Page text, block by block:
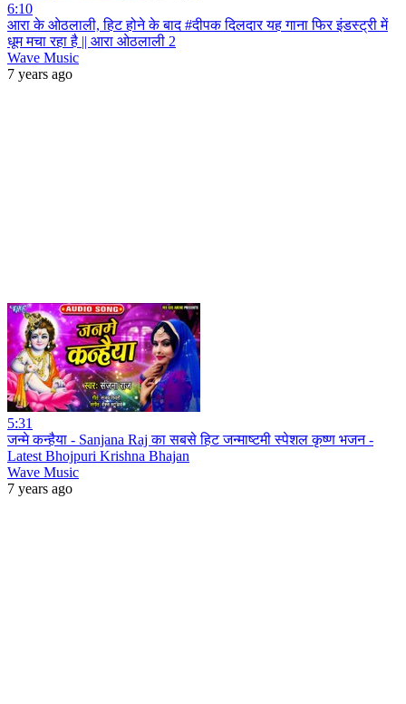
6:10
आरा के ओठलाली, हिट होने के बाद #दीपक दिलदार यह गाना फिर इंडस्ट्री में
धूम मचा रहा है || आरा ओठलाली 2
Wave Music
7 years ago
5:31
जन्मे कन्हैया - Sanjana Raj का सबसे हिट जन्माष्टमी स्पेशल कृष्ण भजन -
Latest Bhojpuri Krishna Bhajan
Wave Music
7 years ago